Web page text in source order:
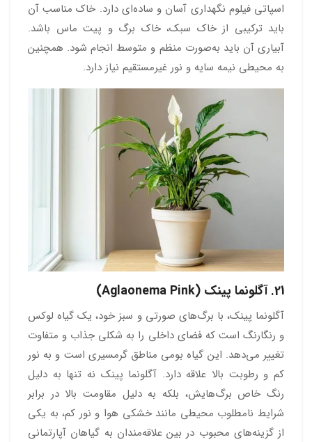
اسپاتی فیلوم نگهداری آسان و ساده‌ای دارد. خاک مناسب آن
باید ترکیبی از خاک سبک، خاک برگ و پیت ماس باشد.
آبیاری آن باید به‌صورت منظم و متوسط انجام شود. همچنین
به محیطی نیمه‌ سایه و نور غیرمستقیم نیاز دارد.
21. آگلونما پینک (Aglaonema Pink)
آگلونما پینک، با برگ‌های صورتی و سبز خود، یک گیاه لوکس
و رنگارنگ است که فضای داخلی را به شکلی جذاب و متفاوت
تغییر می‌دهد. این گیاه بومی مناطق گرمسیری است و به نور
کم و رطوبت بالا علاقه دارد. آگلونما پینک نه تنها به دلیل
رنگ خاص برگ‌هایش، بلکه به دلیل مقاومت بالا در برابر
شرایط نامطلوب محیطی مانند خشکی هوا و نور کم، به یکی
از گزینه‌های محبوب در بین علاقه‌مندان به گیاهان آپارتمانی